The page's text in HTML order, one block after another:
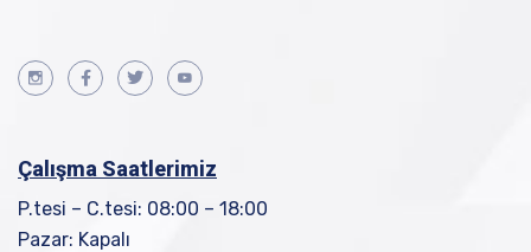
Çalışma Saatlerimiz
P.tesi – C.tesi: 08:00 – 18:00
Pazar: Kapalı